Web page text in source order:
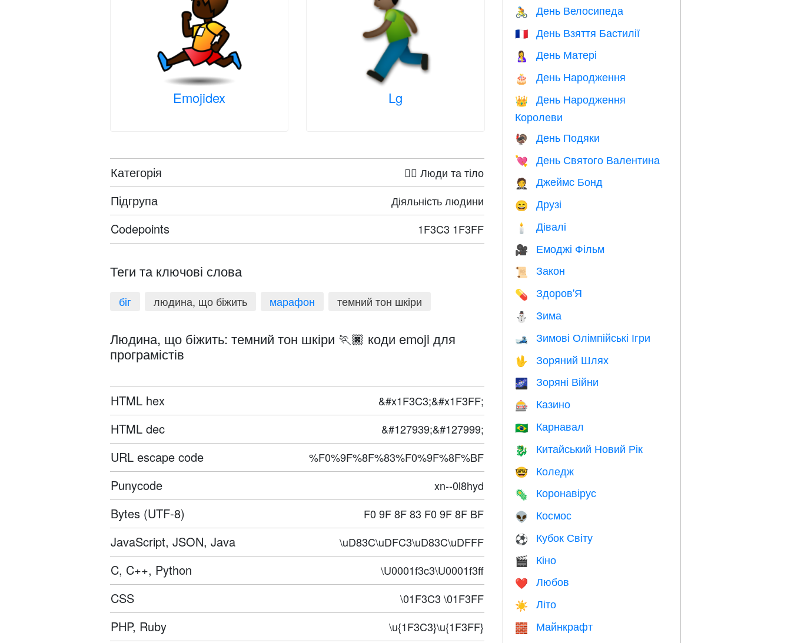
Emojidex Lg
Категорія 🤦‍♀️ Люди та тіло
Підгрупа Діяльність людини
Codepoints 1F3C3 1F3FF
Теги та ключові слова
біг людина, що біжить марафон темний тон шкіри
Людина, що біжить: темний тон шкіри 🏃🏿 коди emoji для
програмістів
HTML hex &#x1F3C3;&#x1F3FF;
HTML dec &#127939;&#127999;
URL escape code %F0%9F%8F%83%F0%9F%8F%BF
Punycode xn--0l8hyd
Bytes (UTF-8) F0 9F 8F 83 F0 9F 8F BF
JavaScript, JSON, Java \uD83C\uDFC3\uD83C\uDFFF
C, C++, Python \U0001f3c3\U0001f3ff
CSS \01F3C3 \01F3FF
PHP, Ruby \u{1F3C3}\u{1F3FF}
🚴 День Велосипеда
🇫🇷 День Взяття Бастилії
🤱 День Матері
🎂 День Народження
👑
День Народження
Королеви
🦃 День Подяки
💘 День Святого Валентина
🤵 Джеймс Бонд
😄 Друзі
🕯 Дівалі
🎥 Емоджі Фільм
📜 Закон
💊 Здоров'Я
⛄ Зима
🎿 Зимові Олімпійські Ігри
🖖 Зоряний Шлях
🌌 Зоряні Війни
🎰 Казино
🇧🇷 Карнавал
🐉 Китайський Новий Рік
🤓 Коледж
🦠 Коронавірус
👽 Космос
⚽ Кубок Світу
🎬 Кіно
❤️️ Любов
☀️ Літо
🧱
Майнкрафт